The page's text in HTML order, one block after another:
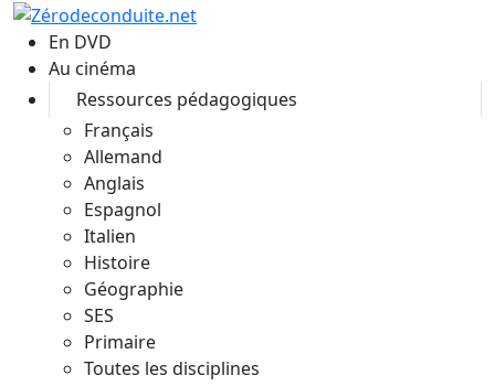
Aller au contenu principal
En DVD
Au cinéma
Ressources pédagogiques
Français
Allemand
Anglais
Espagnol
Italien
Histoire
Géographie
SES
Primaire
Toutes les disciplines